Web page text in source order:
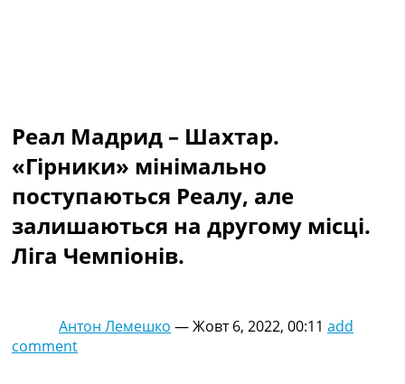
Англія. Прем’єр-Ліга
Іспанія. Ла Ліга
Ще Турніри >>>
Таблиці
Чемпіонат Світу. Турнирні таблиці
Таблиця УПЛ
Перша Ліга
Всі таблиці >>>
Рейтинги
Реал Мадрид – Шахтар.
«Гірники» мінімально
поступаються Реалу, але
залишаються на другому місці.
Ліга Чемпіонів.
Антон Лемешко —Жовт 6, 2022, 00:11 add
comment